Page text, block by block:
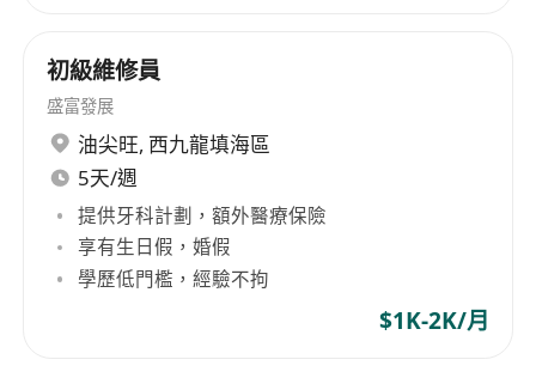
初級維修員
盛富發展
油尖旺, 西九龍填海區
5天/週
提供牙科計劃，額外醫療保險
享有生日假，婚假
學歷低門檻，經驗不拘
$1K-2K/月